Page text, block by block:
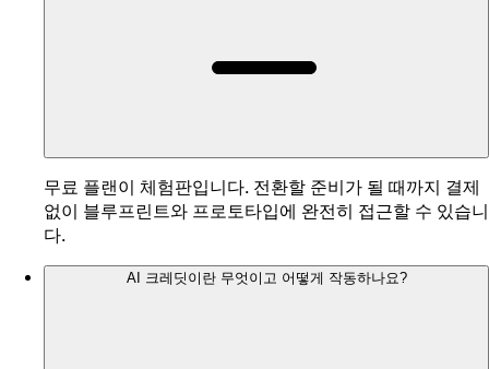
무료 플랜이 체험판입니다. 전환할 준비가 될 때까지 결제
없이 블루프린트와 프로토타입에 완전히 접근할 수 있습니
다.
AI 크레딧이란 무엇이고 어떻게 작동하나요?